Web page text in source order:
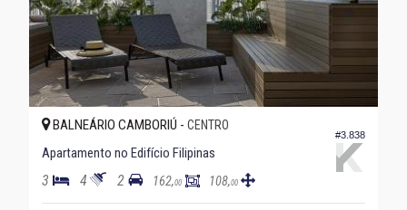
#3.838
BALNEÁRIO CAMBORIÚ - CENTRO
Apartamento no Edifício Filipinas
3 4 2 162,00 108,00